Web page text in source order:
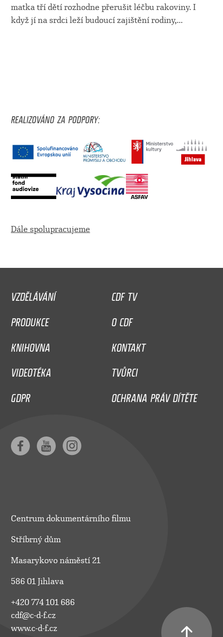
matka tří dětí rozhodne přerušit léčbu rakoviny. I
když jí na srdci leží budoucí zajištění rodiny,...
REALIZOVÁNO ZA PODPORY:
Dále spolupracujeme
VZDĚLÁVÁNÍ
CDF TV
PRODUKCE
O CDF
KNIHOVNA
KONTAKT
VIDEOTÉKA
TVŮRCI
GDPR
OCHRANA PRÁV DÍTĚTE
Centrum dokumentárního filmu
Stříbrný dům
Masarykovo náměstí 21
586 01 Jihlava
+420 774 101 686
cdf@c-d-f.cz
www.c-d-f.cz